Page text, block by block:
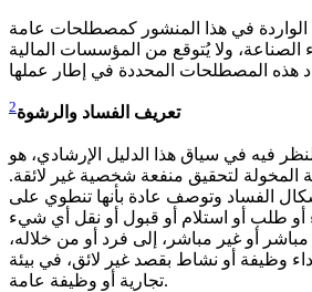
في هذا المنشور كمصطلحات عامة
ولا يُتوقع من المؤسسات المالية
تعريف الفساد والرشوة2
فيه في سياق هذا الدليل الإرشادي، هو
المخولة لتحقيق منفعة شخصية غير لائقة.
الفساد وتوصف عادة بأنها تنطوي على
طلب أو استلام أو قبول أو نقل أي شيء
أو غير مباشر، إلى فرد أو من خلاله،
آداء وظيفة أو نشاط بقصد غير لائق، في بيئة
تجارية أو وظيفة عامة.